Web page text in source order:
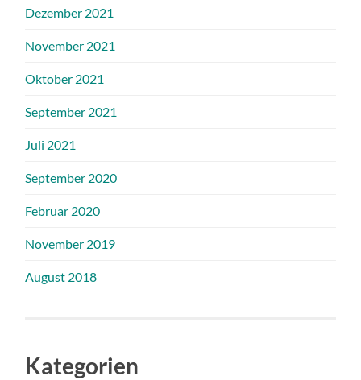
Dezember 2021
November 2021
Oktober 2021
September 2021
Juli 2021
September 2020
Februar 2020
November 2019
August 2018
Kategorien